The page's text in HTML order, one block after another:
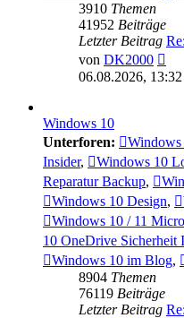
3910 Themen
41952 Beiträge
Letzter Beitrag
von DK2000
06.08.2026, 13:32
Windows 10
Unterforen:
Windows
Insider, Windows 10
Reparatur Backup,
Windows 10 Design,
Windows 10 / 11
10 OneDrive Sicherheit
Windows 10 im Blog,
8904 Themen
76119 Beiträge
Letzter Beitrag